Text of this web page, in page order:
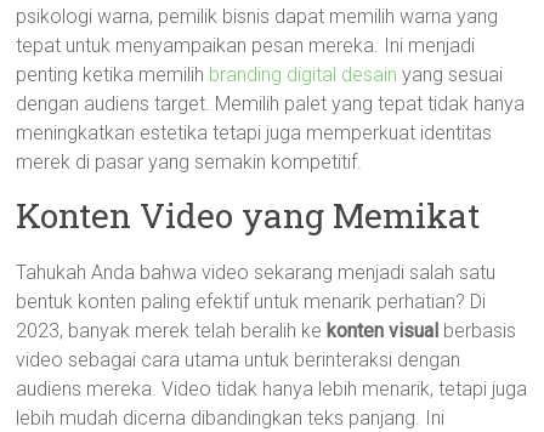
psikologi warna, pemilik bisnis dapat memilih warna yang
tepat untuk menyampaikan pesan mereka. Ini menjadi
penting ketika memilih branding digital desain yang sesuai
dengan audiens target. Memilih palet yang tepat tidak hanya
meningkatkan estetika tetapi juga memperkuat identitas
merek di pasar yang semakin kompetitif.
Konten Video yang Memikat
Tahukah Anda bahwa video sekarang menjadi salah satu
bentuk konten paling efektif untuk menarik perhatian? Di
2023, banyak merek telah beralih ke konten visual berbasis
video sebagai cara utama untuk berinteraksi dengan
audiens mereka. Video tidak hanya lebih menarik, tetapi juga
lebih mudah dicerna dibandingkan teks panjang. Ini